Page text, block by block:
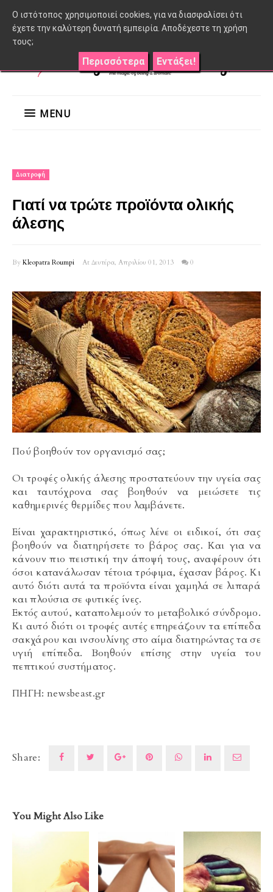
MENU
Διατροφή
Γιατί να τρώτε προϊόντα ολικής
άλεσης
By Kleopatra Roumpi At Δευτέρα, Απριλίου 01, 2013 0
Πού βοηθούν τον οργανισμό σας;
Οι τροφές ολικής άλεσης προστατεύουν την υγεία σας
και ταυτόχρονα σας βοηθούν να μειώσετε τις
καθημερινές θερμίδες που λαμβάνετε.
Είναι χαρακτηριστικό, όπως λένε οι ειδικοί, ότι σας
βοηθούν να διατηρήσετε το βάρος σας. Και για να
κάνουν πιο πειστική την άποψή τους, αναφέρουν ότι
όσοι κατανάλωσαν τέτοια τρόφιμα, έχασαν βάρος. Κι
αυτό διότι αυτά τα προϊόντα είναι χαμηλά σε λιπαρά
και πλούσια σε φυτικές ίνες.
Εκτός αυτού, καταπολεμούν το μεταβολικό σύνδρομο.
Κι αυτό διότι οι τροφές αυτές επηρεάζουν τα επίπεδα
σακχάρου και ινσουλίνης στο αίμα διατηρώντας τα σε
υγιή επίπεδα. Βοηθούν επίσης στην υγεία του
πεπτικού συστήματος.
ΠΗΓΗ: newsbeast.gr
Share:
You Might Also Like
O ιστότοπος χρησιμοποιεί cookies, για να διασφαλίσει ότι
έχετε την καλύτερη δυνατή εμπειρία. Αποδέχεστε τη χρήση
τους;
Περισσότερα Εντάξει!